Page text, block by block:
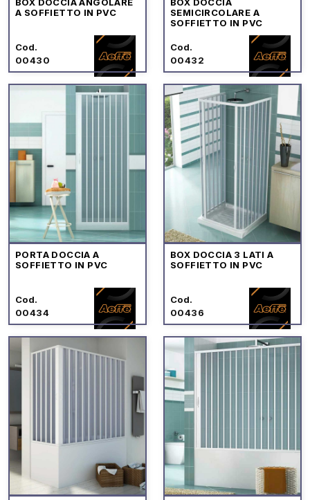
A SOFFIETTO IN PVC
Cod.
00430
SEMICIRCOLARE A
SOFFIETTO IN PVC
Cod.
00432
PORTA DOCCIA A
SOFFIETTO IN PVC
Cod.
00434
BOX DOCCIA 3 LATI A
SOFFIETTO IN PVC
Cod.
00436